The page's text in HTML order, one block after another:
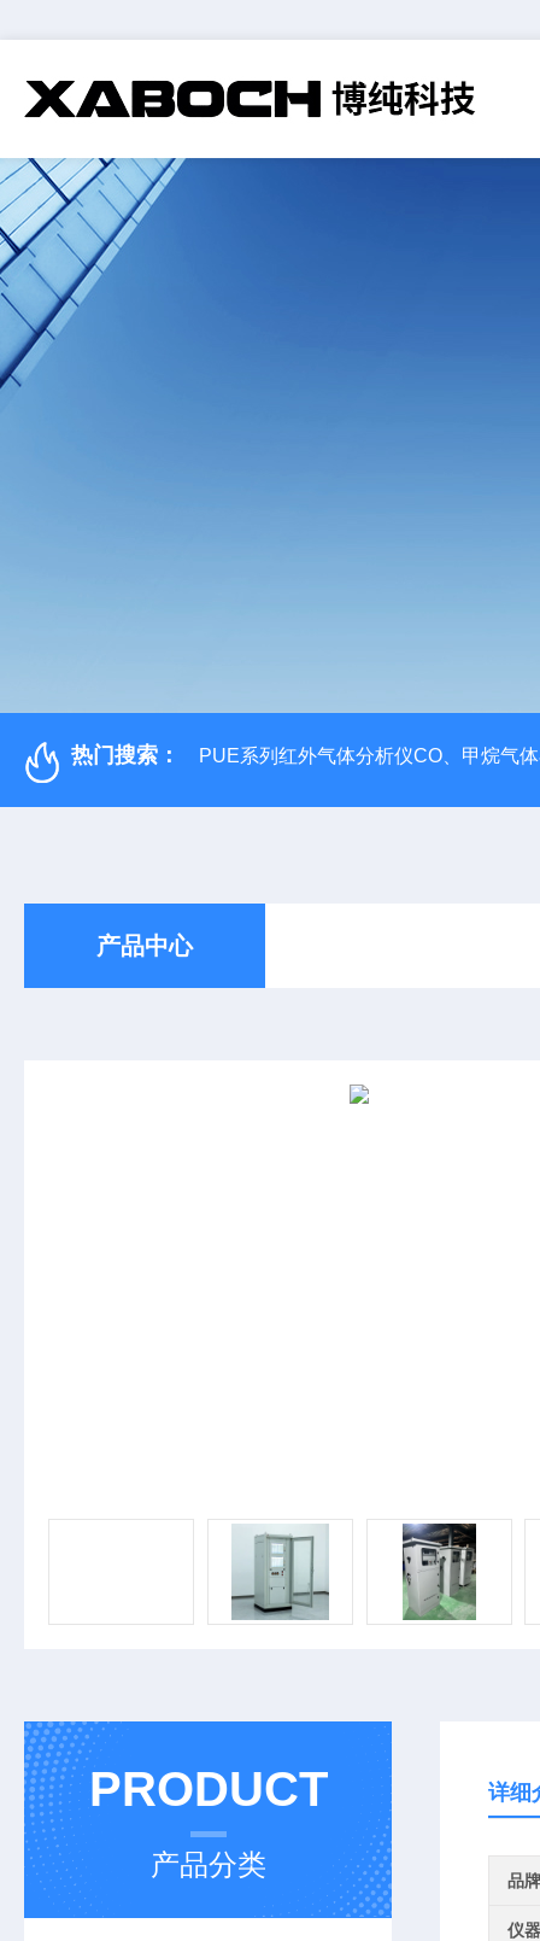
热门搜索： PUE系列红外气体分析仪CO、甲烷气
产品中心
PRODUCT
产品分类
详细
品牌
仪